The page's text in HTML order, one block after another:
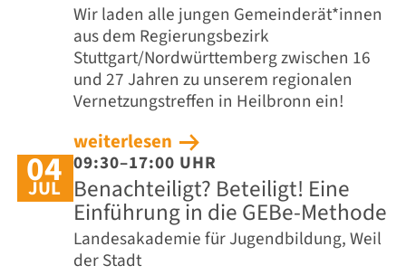
Wir laden alle jungen Gemeinderät*innen
aus dem Regierungsbezirk
Stuttgart/Nordwürttemberg zwischen 16
und 27 Jahren zu unserem regionalen
Vernetzungstreffen in Heilbronn ein!
weiterlesen
04
JUL
09:30–17:00 UHR
Benachteiligt? Beteiligt! Eine
Einführung in die GEBe-Methode
Landesakademie für Jugendbildung, Weil
der Stadt